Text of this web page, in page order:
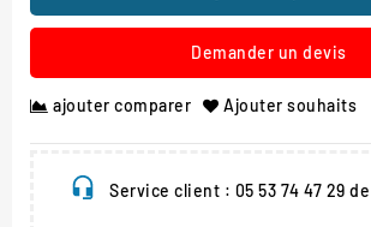
Demander un devis
ajouter comparer Ajouter souhaits
Service client : 05 53 74 47 29